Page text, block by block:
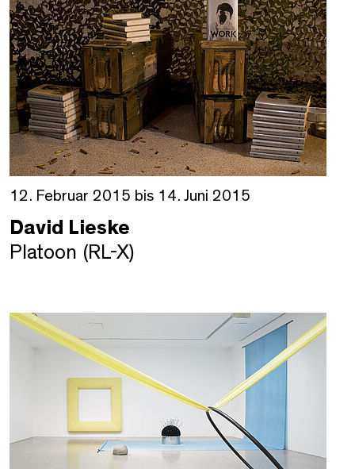
12. Februar 2015 bis 14. Juni 2015
David Lieske
Platoon (RL-X)